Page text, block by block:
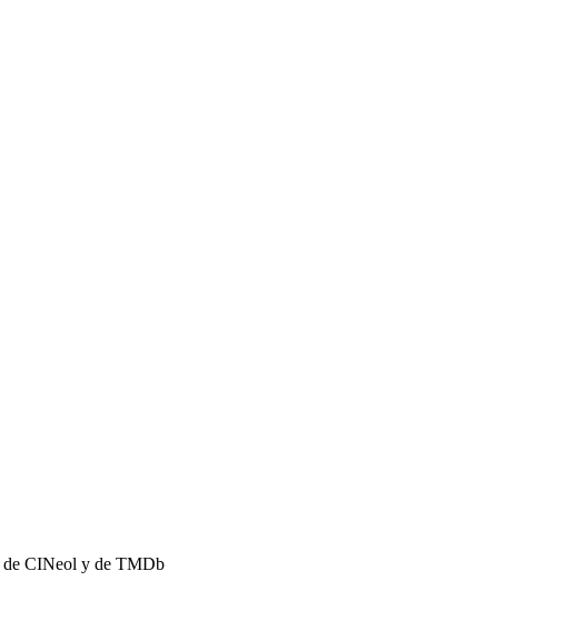
de CINeol y de TMDb